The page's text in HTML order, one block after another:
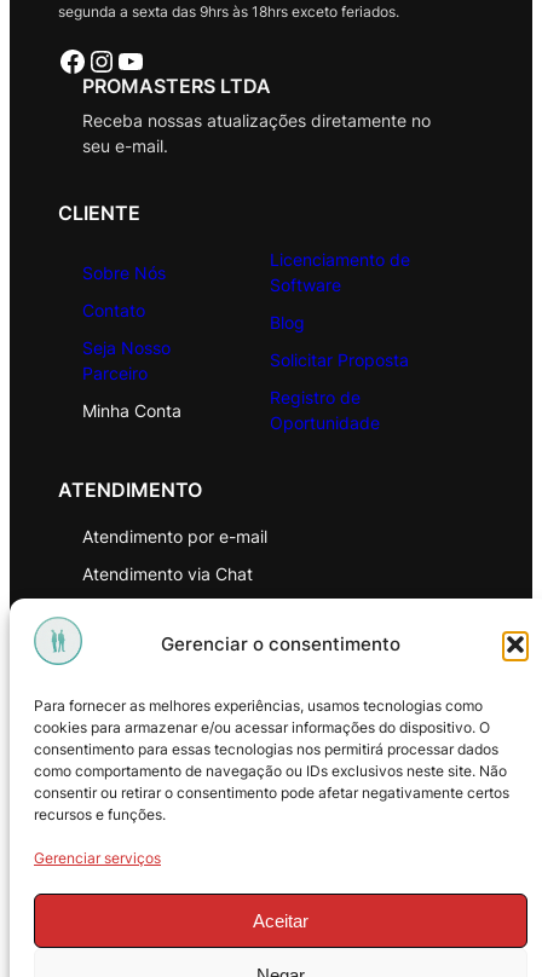
Gerenciar o consentimento
Para fornecer as melhores experiências, usamos tecnologias como
cookies para armazenar e/ou acessar informações do dispositivo. O
consentimento para essas tecnologias nos permitirá processar dados
como comportamento de navegação ou IDs exclusivos neste site. Não
consentir ou retirar o consentimento pode afetar negativamente certos
recursos e funções.
Gerenciar serviços
Aceitar
segunda a sexta das 9hrs às 18hrs exceto feriados.
Facebook Instagram Youtube
PROMASTERS LTDA
Receba nossas atualizações diretamente no
seu e-mail.
CLIENTE
Sobre Nós
Contato
Seja Nosso
Parceiro
Minha Conta
Licenciamento de
Software
Blog
Solicitar Proposta
Registro de
Oportunidade
ATENDIMENTO
Atendimento por e-mail
Atendimento via Chat
Política de Privacidade
Política de Troca e Devoluções
Política de Reembolso